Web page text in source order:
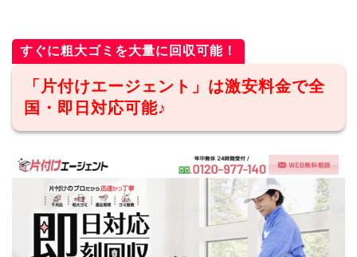
すぐに粗大ゴミを大量に回収可能！
「片付けエージェント」は激安料金で全
国・即日対応可能♪